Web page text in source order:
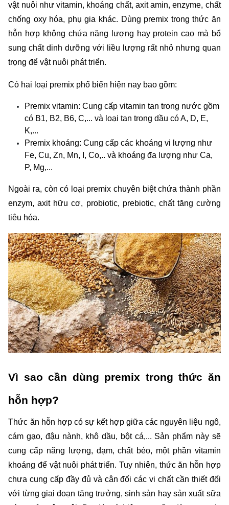
vật nuôi như vitamin, khoáng chất, axit amin, enzyme, chất
chống oxy hóa, phụ gia khác. Dùng premix trong thức ăn
hỗn hợp không chứa năng lượng hay protein cao mà bổ
sung chất dinh dưỡng với liều lượng rất nhỏ nhưng quan
trọng để vật nuôi phát triển.
Có hai loại premix phổ biến hiện nay bao gồm:
Premix vitamin: Cung cấp vitamin tan trong nước gồm
có B1, B2, B6, C,... và loại tan trong dầu có A, D, E,
K,...
Premix khoáng: Cung cấp các khoáng vi lượng như
Fe, Cu, Zn, Mn, I, Co,.. và khoáng đa lượng như Ca,
P, Mg,...
Ngoài ra, còn có loại premix chuyên biệt chứa thành phần
enzym, axit hữu cơ, probiotic, prebiotic, chất tăng cường
tiêu hóa.
Vì sao cần dùng premix trong thức ăn
hỗn hợp?
Thức ăn hỗn hợp có sự kết hợp giữa các nguyên liệu ngô,
cám gạo, đậu nành, khô dầu, bột cá,... Sản phẩm này sẽ
cung cấp năng lượng, đạm, chất béo, một phần vitamin
khoáng để vật nuôi phát triển. Tuy nhiên, thức ăn hỗn hợp
chưa cung cấp đầy đủ và cân đối các vi chất cần thiết đối
với từng giai đoạn tăng trưởng, sinh sản hay sản xuất sữa